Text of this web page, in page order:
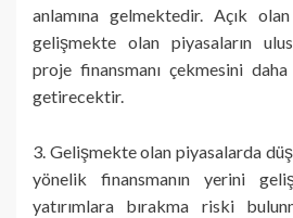
anlamına gelmektedir. Açık
gelişmekte olan piyasaların
proje finansmanı çekmesini
getirecektir.
3. Gelişmekte olan piyasalarda
yönelik finansmanın yerini
yatırımlara bırakma riski